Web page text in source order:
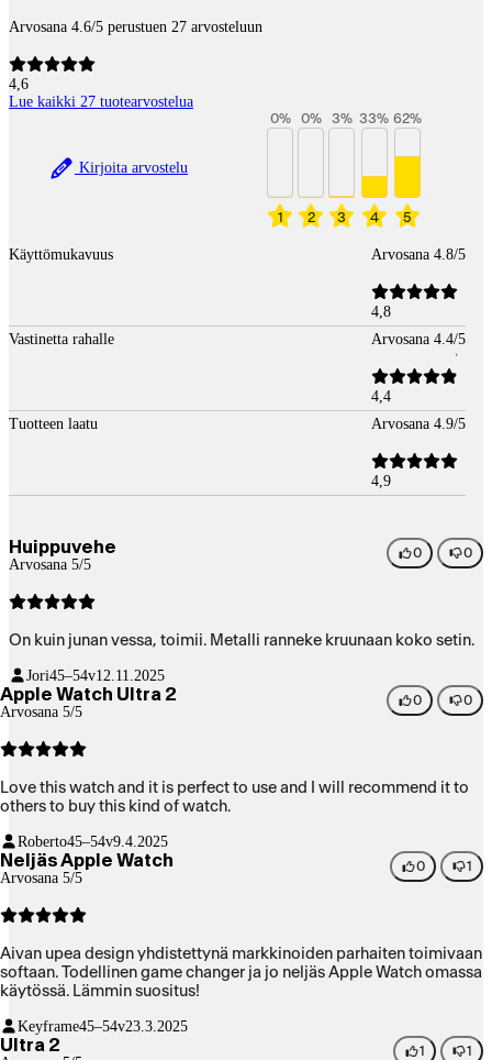
Arvosana 4.6/5 perustuen 27 arvosteluun
4,6
Lue kaikki 27 tuotearvostelua
Kirjoita arvostelu
1
0%
2
0%
3
3%
4
33%
5
62%
Käyttömukavuus Arvosana 4.8/5
4,8
Vastinetta rahalle
Arvosana 4.4/5
4,4
Tuotteen laatu
Arvosana 4.9/5
4,9
Huippuvehe
Arvosana 5/5
0 0
On kuin junan vessa, toimii. Metalli ranneke kruunaan koko setin.
Jori45–54v12.11.2025
Apple Watch Ultra 2
Arvosana 5/5
0 0
Love this watch and it is perfect to use and I will recommend it to
others to buy this kind of watch.
Roberto45–54v9.4.2025
Neljäs Apple Watch
Arvosana 5/5
0 1
Aivan upea design yhdistettynä markkinoiden parhaiten toimivaan
softaan. Todellinen game changer ja jo neljäs Apple Watch omassa
käytössä. Lämmin suositus!
Keyframe45–54v23.3.2025
Ultra 2 1 1